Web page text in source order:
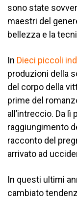
sono state
maestri del
bellezza e la
In Dieci piccoli
produzioni della
del corpo della
prime del
all’intreccio. Da
raggiungimento
racconto del
arrivato ad
In questi ultimi
cambiato